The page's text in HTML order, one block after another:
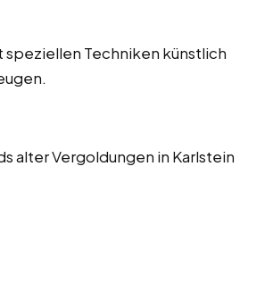
speziellen Techniken künstlich
alter Vergoldungen in Karlstein